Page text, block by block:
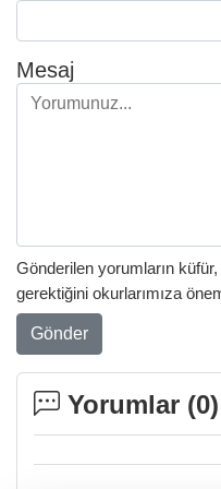
Mesaj
Gönderilen yorumların
gerektiğini okurlarımıza
Gönder
Yorumlar (0)